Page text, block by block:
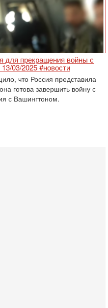
прекращения войны с
03/2025 #новости
что Россия представила
готова завершить войну с
с Вашингтоном.